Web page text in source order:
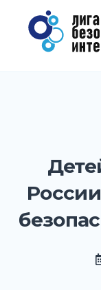
Перейти
содержимому
Лига